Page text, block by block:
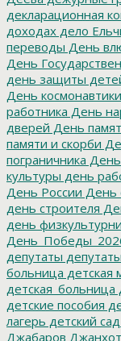
декларационная
доходах дело
переводы День
День
день защиты
День космонавтики
работника День
дверей День
памяти и скорби
пограничника
культуры день
День России День
день строителя
день
депутаты
больница детская
детская_больница
детские пособия
лагерь детский сад
Джабаров